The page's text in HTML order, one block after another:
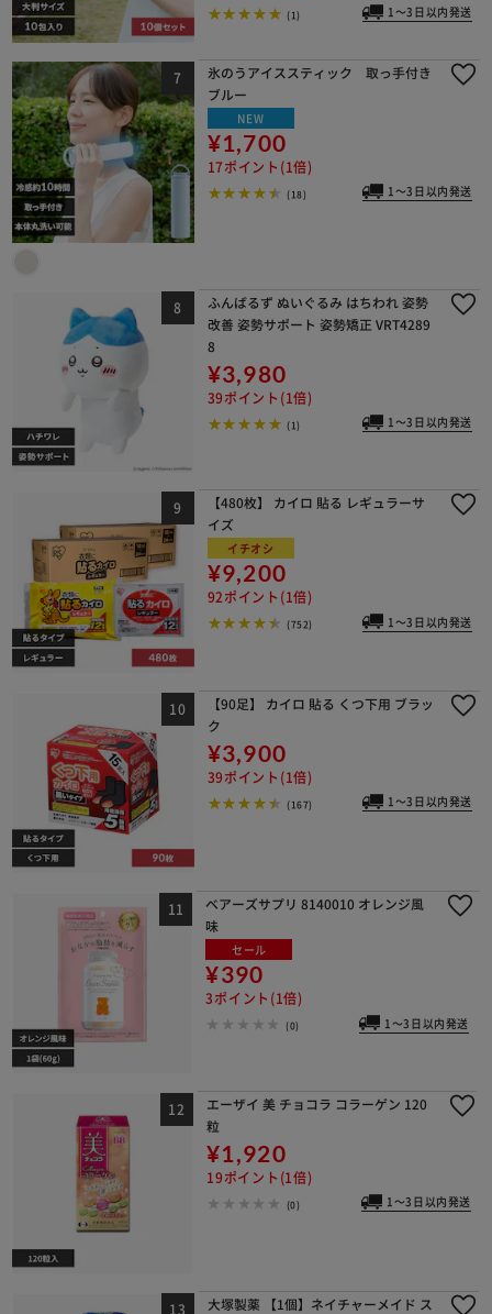
(1) 1～3日以内発送
氷のうアイススティック 取っ手付き
ブルー
NEW
¥1,700
17ポイント(1倍)
(18) 1～3日以内発送
ふんばるず ぬいぐるみ はちわれ 姿勢
改善 姿勢サポート 姿勢矯正 VRT4289
8
¥3,980
39ポイント(1倍)
(1) 1～3日以内発送
【480枚】 カイロ 貼る レギュラーサ
イズ
イチオシ
¥9,200
92ポイント(1倍)
(752) 1～3日以内発送
【90足】 カイロ 貼る くつ下用 ブラッ
ク
¥3,900
39ポイント(1倍)
(167) 1～3日以内発送
ベアーズサプリ 8140010 オレンジ風
味
セール
¥390
3ポイント(1倍)
(0) 1～3日以内発送
エーザイ 美 チョコラ コラーゲン 120
粒
¥1,920
19ポイント(1倍)
(0) 1～3日以内発送
大塚製薬 【1個】ネイチャーメイド ス